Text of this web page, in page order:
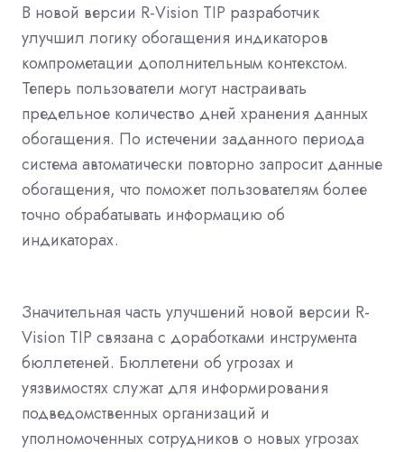
В новой версии R-Vision TIP разработчик
улучшил логику обогащения индикаторов
компрометации дополнительным контекстом.
Теперь пользователи могут настраивать
предельное количество дней хранения данных
обогащения. По истечении заданного периода
система автоматически повторно запросит данные
обогащения, что поможет пользователям более
точно обрабатывать информацию об
индикаторах.
Значительная часть улучшений новой версии R-
Vision TIP связана с доработками инструмента
бюллетеней. Бюллетени об угрозах и
уязвимостях служат для информирования
подведомственных организаций и
уполномоченных сотрудников о новых угрозах